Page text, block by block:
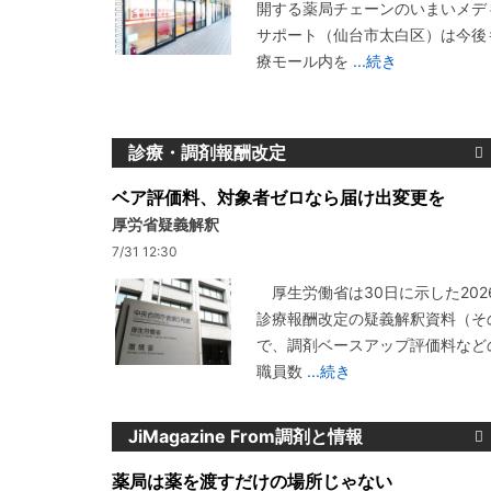
開する薬局チェーンのいまいメデ
サポート（仙台市太白区）は今後
療モール内を ...続き
診療・調剤報酬改定
ベア評価料、対象者ゼロなら届け出変更を
厚労省疑義解釈
7/31 12:30
厚生労働省は30日に示した
診療報酬改定の疑義解釈資料（そ
で、調剤ベースアップ評価料など
職員数 ...続き
JiMagazine From調剤と情報
薬局は薬を渡すだけの場所じゃない